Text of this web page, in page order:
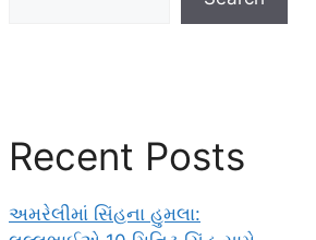
Recent Posts
અમરેલીમાં સિંહના હુમલા: